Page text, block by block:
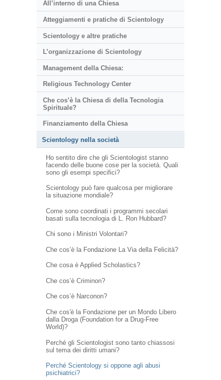
All’interno di una Chiesa
Atteggiamenti e pratiche di Scientology
Scientology e altre pratiche
L’organizzazione di Scientology
Management della Chiesa:
Religious Technology Center
Che cos’è la Chiesa di della Tecnologia
Spirituale?
Finanziamento della Chiesa
Scientology nella società
Ho sentito dire che gli Scientologist stanno
facendo delle buone cose per la società. Quali
sono gli esempi specifici?
Scientology può fare qualcosa per migliorare
la situazione mondiale?
Come sono coordinati i programmi secolari
basati sulla tecnologia di L. Ron Hubbard?
Chi sono i Ministri Volontari?
Che cos’è la Fondazione La Via della Felicità?
Che cosa è Applied Scholastics?
Che cos’è Criminon?
Che cos’è Narconon?
Che cos'è la Fondazione per un Mondo Libero
dalla Droga (Foundation for a Drug-Free
World)?
Perché gli Scientologist sono tanto chiassosi
sul tema dei diritti umani?
Perché Scientology si oppone agli abusi
psichiatrici?